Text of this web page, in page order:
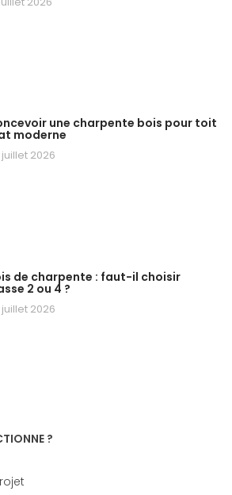
une charpente bois pour toit
moderne
2026
de charpente : faut-il choisir
2 ou 4 ?
2026
?